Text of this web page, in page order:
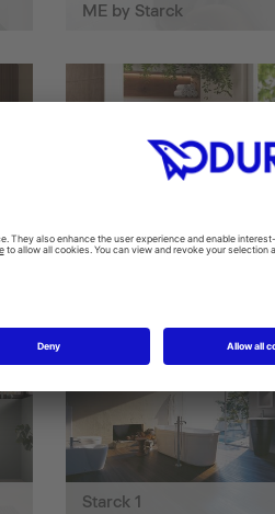
ME by Starck
SensoWash® D-Neo
Starck 1